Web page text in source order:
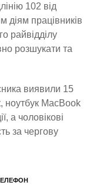
102 від
діям працівників
райвідділу
розшукати та
виявили 15
ноутбук MacBook
а чоловікові
за чергову